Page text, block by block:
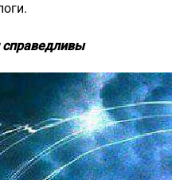
справедливы